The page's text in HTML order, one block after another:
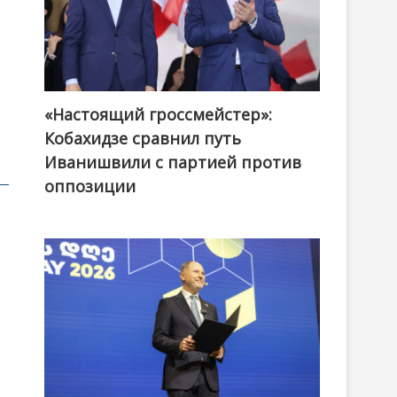
@ქართული ოცნება / Georgian Dream
«Настоящий гроссмейстер»:
Кобахидзе сравнил путь
Иванишвили с партией против
оппозиции